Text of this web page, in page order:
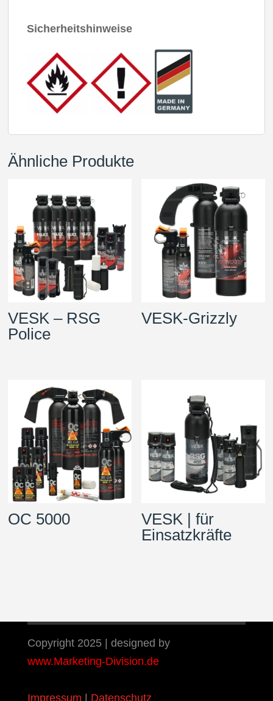
Sicherheitshinweise
Ähnliche Produkte
VESK – RSG
Police
VESK-Grizzly
OC 5000
VESK | für
Einsatzkräfte
Copyright 2025 | designed by
www.Marketing-Division.de
Impressum Datenschutz